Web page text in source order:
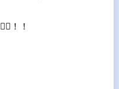
🙆 ！！